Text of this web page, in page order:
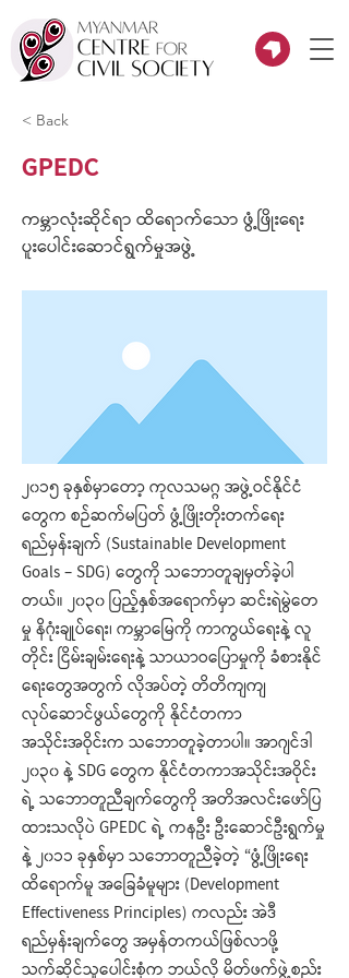
< Back
GPEDC
ကမ္ဘာလုံးဆိုင်ရာ ထိရောက်သော ဖွံ့ဖြိုးရေး
ပူးပေါင်းဆောင်ရွက်မှုအဖွဲ့
၂၀၁၅ ခုနှစ်မှာတော့ ကုလသမဂ္ဂ အဖွဲ့ဝင်နိုင်ငံ
တွေက စဉ်ဆက်မပြတ် ဖွံ့ဖြိုးတိုးတက်ရေး
ရည်မှန်းချက် (Sustainable Development
Goals – SDG) တွေကို သဘောတူချမှတ်ခဲ့ပါ
တယ်။ ၂၀၃၀ ပြည့်နှစ်အရောက်မှာ ဆင်းရဲမွဲတေ
မှု နိဂုံးချုပ်ရေး၊ ကမ္ဘာမြေကို ကာကွယ်ရေးနဲ့ လူ
တိုင်း ငြိမ်းချမ်းရေးနဲ့ သာယာဝပြောမှုကို ခံစားနိုင်
ရေးတွေအတွက် လိုအပ်တဲ့ တိတိကျကျ
လုပ်ဆောင်ဖွယ်တွေကို နိုင်ငံတကာ
အသိုင်းအဝိုင်းက သဘောတူခဲ့တာပါ။ အာဂျင်ဒါ
၂၀၃၀ နဲ့ SDG တွေက နိုင်ငံတကာအသိုင်းအဝိုင်း
ရဲ့ သဘောတူညီချက်တွေကို အတိအလင်းဖော်ပြ
ထားသလိုပဲ GPEDC ရဲ့ ကနဦး ဦးဆောင်ဦးရွက်မှု
နဲ့ ၂၀၁၁ ခုနှစ်မှာ သဘောတူညီခဲ့တဲ့ “ဖွံ့ဖြိုးရေး
ထိရောက်မူ အခြေခံမူများ (Development
Effectiveness Principles) ကလည်း အဲဒီ
ရည်မှန်းချက်တွေ အမှန်တကယ်ဖြစ်လာဖို့
သက်ဆိုင်သူပေါင်းစုံက ဘယ်လို မိတ်ဖက်ဖွဲ့စည်း